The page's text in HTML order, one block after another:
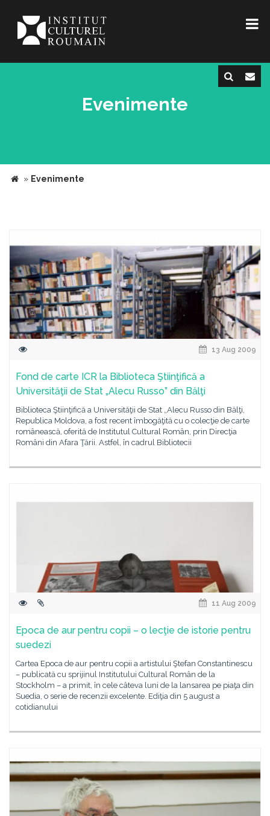
Evenimente
» Evenimente
13 Aug 2009
Fond de carte ICR la Biblioteca Ştiinţifică a
Universităţii de Stat „Alecu Russo” din Bălţi
Biblioteca Ştiinţifică a Universităţii de Stat „Alecu Russo din Bălţi,
Republica Moldova, a fost recent îmbogăţită cu o colecţie de carte
românească, oferită de Institutul Cultural Român, prin Direcţia
Români din Afara Ţării. Astfel, în cadrul Bibliotecii
11 Aug 2009
Epoca de aur pentru copii – o lecţie de istorie pentru
suedezi
Cartea Epoca de aur pentru copii a artistului Ştefan Constantinescu
– publicată cu sprijinul Institutului Cultural Român de la
Stockholm – a primit, în cele câteva luni de la lansarea pe piaţa din
Suedia, o serie de recenzii excelente. Ediţia din 5 august a
cotidianului